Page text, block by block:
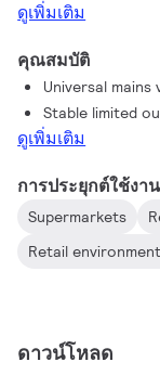
ดูเพิ่มเติม
คุณสมบัติ
Universal mains
Stable limited
ดูเพิ่มเติม
การประยุกต์ใช้งาน
Supermarkets
Retail
ดาวน์โหลด